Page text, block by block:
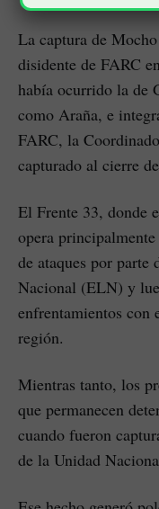
La captura de
disidente de FARC
había ocurrido la de
como Araña, e
FARC, la
capturado al cierre
El Frente 33, donde
opera
de ataques por
Nacional (ELN) y
enfrentamientos con
región.
Mientras tanto, los
que permanecen
cuando fueron
de la Unidad